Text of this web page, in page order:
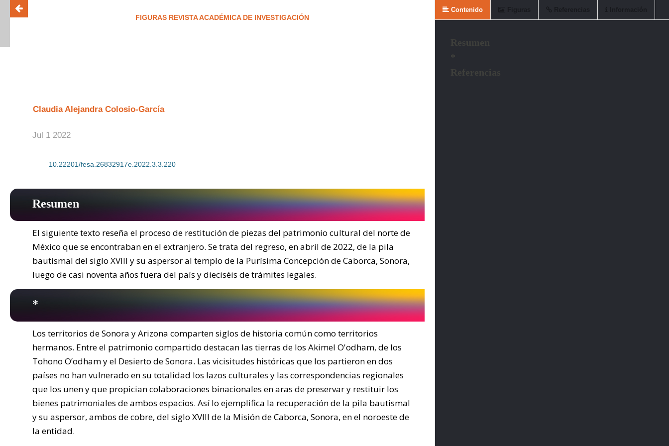
FIGURAS REVISTA ACADÉMICA DE INVESTIGACIÓN
Claudia Alejandra Colosio-García
Jul 1 2022
10.22201/fesa.26832917e.2022.3.3.220
Resumen
El siguiente texto reseña el proceso de restitución de piezas del patrimonio cultural del norte de
México que se encontraban en el extranjero. Se trata del regreso, en abril de 2022, de la pila
bautismal del siglo XVIII y su aspersor al templo de la Purísima Concepción de Caborca, Sonora,
luego de casi noventa años fuera del país y dieciséis de trámites legales.
*
Los territorios de Sonora y Arizona comparten siglos de historia común como territorios
hermanos. Entre el patrimonio compartido destacan las tierras de los Akimel O'odham, de los
Tohono O’odham y el Desierto de Sonora. Las vicisitudes históricas que los partieron en dos
países no han vulnerado en su totalidad los lazos culturales y las correspondencias regionales
que los unen y que propician colaboraciones binacionales en aras de preservar y restituir los
bienes patrimoniales de ambos espacios. Así lo ejemplifica la recuperación de la pila bautismal
y su aspersor, ambos de cobre, del siglo XVIII de la Misión de Caborca, Sonora, en el noroeste de
la entidad.
Resumen
Referencias
Contenido